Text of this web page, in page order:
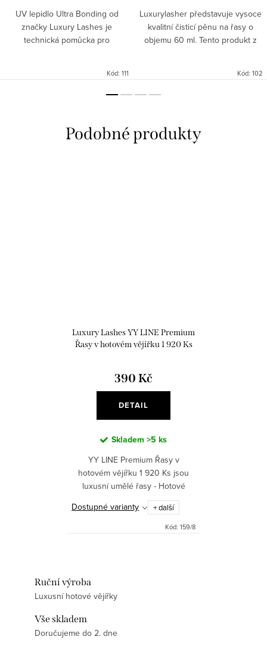
UV lepidlo Ultra Bonding od
značky Luxury Lashes je
technická pomůcka pro
jako jsou například dekorativní...
Kód: 111
Luxurylasher představuje vysoce
kvalitní čisticí pěnu na řasy o
objemu 60 ml. Tento produkt z
navržen tak, aby účinně...
Kód: 102
Luxury Lashes YY LINE Premium
Řasy v hotovém vějířku 1 920 Ks
390 Kč
DETAIL
Skladem >5 ks
YY LINE Premium Řasy v
hotovém vějířku 1 920 Ks jsou
luxusní umělé řasy - Hotové
vějířky, které dodají vašim očím
okouzlující vzhled. Snadno
aplikovatelné Objemové řasy -
Dostupné varianty + další
Kód: 159/8
Ruční výroba
Luxusní hotové vějířky
Vše skladem
Doručujeme do 2. dne